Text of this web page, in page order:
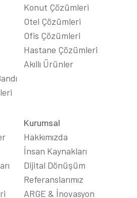
Konut Çözümleri
Otel Çözümleri
Ofis Çözümleri
Hastane Çözümleri
Akıllı Ürünler
Kurumsal
Hakkımızda
İnsan Kaynakları
Dijital Dönüşüm
Referanslarımız
ARGE & İnovasyon